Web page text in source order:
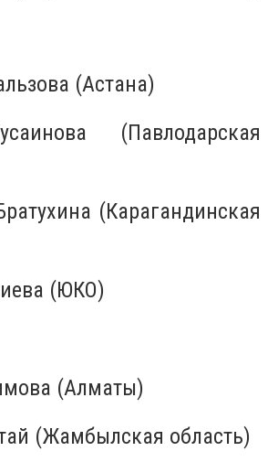
(Астана)
(Павлодарская
(Карагандинская
(ЮКО)
(Алматы)
(Жамбылская область)